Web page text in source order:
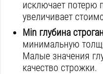
исключает потерю
увеличивает
Min глубина
минимальную
Малые значения
качество строжки.